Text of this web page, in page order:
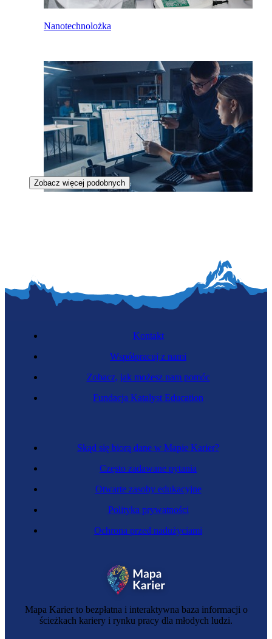
Nanotechnolożka
Inżynierka transportu drogowego
Inżynierka gospodarki wodnej i hydrologii
Zobacz więcej podobnych
Mapa Karier to bezpłatna i interaktywna baza informacji o
ścieżkach kariery i rynku pracy dla młodych ludzi.
Skąd się biorą dane w Mapie Karier?
Często zadawane pytania
Otwarte zasoby edukacyjne
Polityka prywatności
Ochrona przed nadużyciami
Kontakt
Współpracuj z nami
Zobacz, jak możesz nam pomóc
Fundacja Katalyst Education